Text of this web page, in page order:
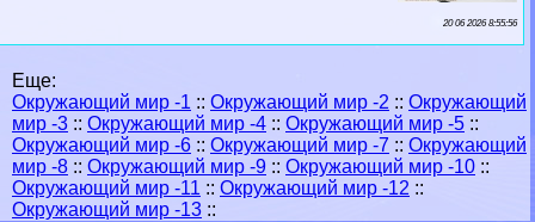
20 06 2026 8:55:56
Еще:
Окружающий мир -1 :: Окружающий мир -2 :: Окружающий
мир -3 :: Окружающий мир -4 :: Окружающий мир -5 ::
Окружающий мир -6 :: Окружающий мир -7 :: Окружающий
мир -8 :: Окружающий мир -9 :: Окружающий мир -10 ::
Окружающий мир -11 :: Окружающий мир -12 ::
Окружающий мир -13 ::